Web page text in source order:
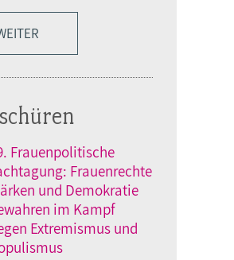
Frauenpolitische
Frauenrechte
und Demokratie
im Kampf
Extremismus und